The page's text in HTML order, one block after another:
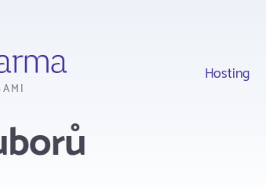
Hosting